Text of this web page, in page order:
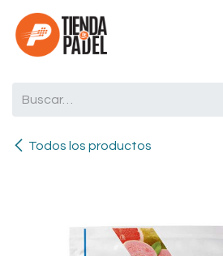
Ir al contenido
Todos los productos